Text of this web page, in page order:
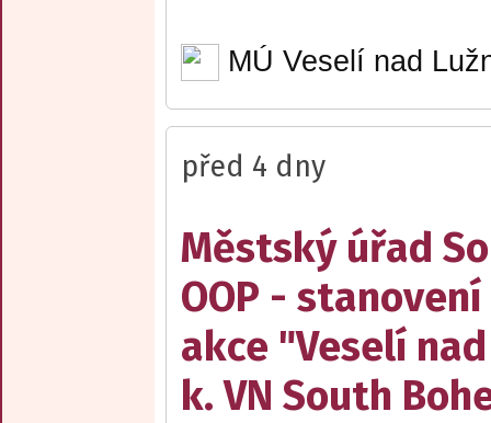
MÚ Veselí nad
před 4 dny
Městský úřad
OOP -
akce "Veselí
k. VN South